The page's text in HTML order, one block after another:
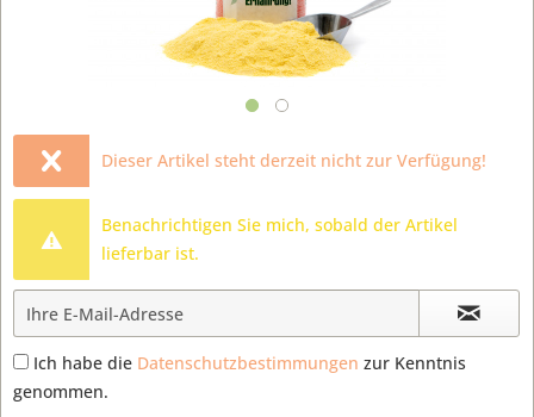
Dieser Artikel steht derzeit nicht zur Verfügung!
Benachrichtigen Sie mich, sobald der Artikel
lieferbar ist.
Ich habe die Datenschutzbestimmungen zur Kenntnis
genommen.